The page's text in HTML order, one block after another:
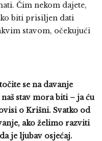
Čim nekom dajete,
biti prisiljen dati
stavom, očekujući
se na davanje
stav mora biti – ja ću
o Krišni. Svatko od
ako želimo razviti
je ljubav osjećaj.